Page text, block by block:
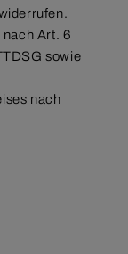
Art. 6
sowie
nach